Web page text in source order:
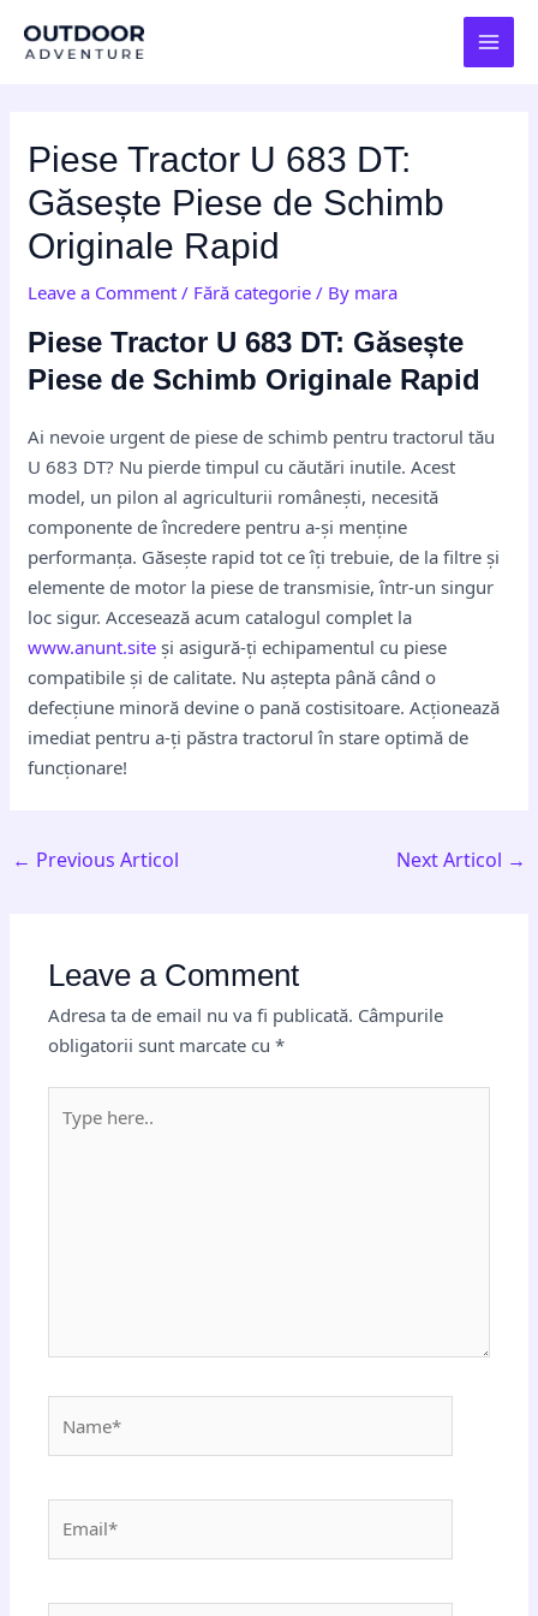
Piese Tractor U 683 DT:
Găsește Piese de Schimb
Originale Rapid
Leave a Comment / Fără categorie / By mara
Piese Tractor U 683 DT: Găsește
Piese de Schimb Originale Rapid
Ai nevoie urgent de piese de schimb pentru tractorul tău
U 683 DT? Nu pierde timpul cu căutări inutile. Acest
model, un pilon al agriculturii românești, necesită
componente de încredere pentru a-și menține
performanța. Găsește rapid tot ce îți trebuie, de la filtre și
elemente de motor la piese de transmisie, într-un singur
loc sigur. Accesează acum catalogul complet la
www.anunt.site și asigură-ți echipamentul cu piese
compatibile și de calitate. Nu aștepta până când o
defecțiune minoră devine o pană costisitoare. Acționează
imediat pentru a-ți păstra tractorul în stare optimă de
funcționare!
navigation
← Previous Articol Next Articol →
Leave a Comment
Adresa ta de email nu va fi publicată. Câmpurile
obligatorii sunt marcate cu*
here..